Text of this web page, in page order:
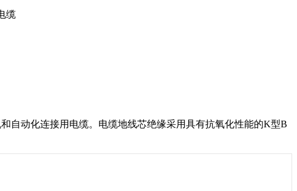
缆
动化连接用电缆。电缆地线芯绝缘采用具有抗氧化性能的K型B